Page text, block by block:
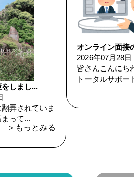
しまし...
弄されていま
って...
＞もっとみる
オンライン面接
2026年07月28日
皆さんこんにち
トータルサポー